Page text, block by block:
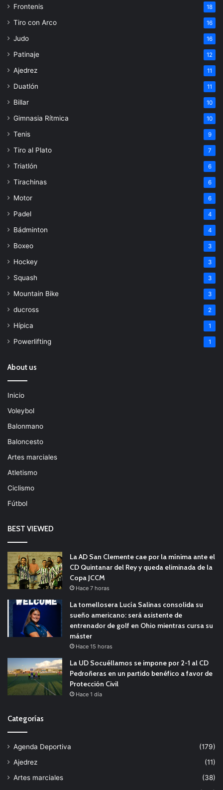
Frontenis 18
Tiro con Arco 16
Judo 16
Patinaje 12
Ajedrez 11
Duatlón 11
Billar 10
Gimnasia Rítmica 10
Tenis 9
Tiro al Plato 7
Triatlón 6
Tirachinas 6
Motor 6
Padel 4
Bádminton 4
Boxeo 3
Hockey 3
Squash 3
Mountain Bike 3
ducross 2
Hípica 1
Powerlifting 1
About us
Inicio
Voleybol
Balonmano
Baloncesto
Artes marciales
Atletismo
Ciclismo
Fútbol
BEST VIEWED
La AD San Clemente cae por la mínima ante el
CD Quintanar del Rey y queda eliminada de la
Copa JCCM
Hace 7 horas
La tomellosera Lucía Salinas consolida su
sueño americano: será asistente de
entrenador de golf en Ohio mientras cursa su
máster
Hace 15 horas
La UD Socuéllamos se impone por 2-1 al CD
Pedroñeras en un partido benéfico a favor de
Protección Civil
Hace 1 día
Categorías
Agenda Deportiva
(179)
Ajedrez
(11)
Artes marciales
(38)